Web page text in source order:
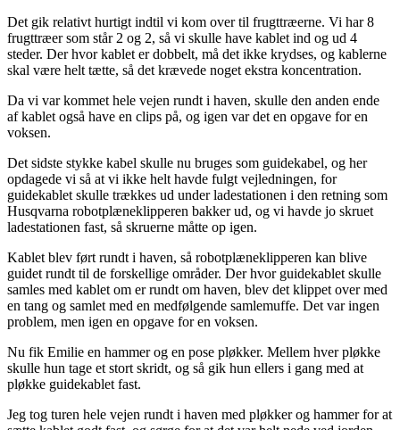
Det gik relativt hurtigt indtil vi kom over til frugttræerne. Vi har 8
frugttræer som står 2 og 2, så vi skulle have kablet ind og ud 4
steder. Der hvor kablet er dobbelt, må det ikke krydses, og kablerne
skal være helt tætte, så det krævede noget ekstra koncentration.
Da vi var kommet hele vejen rundt i haven, skulle den anden ende
af kablet også have en clips på, og igen var det en opgave for en
voksen.
Det sidste stykke kabel skulle nu bruges som guidekabel, og her
opdagede vi så at vi ikke helt havde fulgt vejledningen, for
guidekablet skulle trækkes ud under ladestationen i den retning som
Husqvarna robotplæneklipperen bakker ud, og vi havde jo skruet
ladestationen fast, så skruerne måtte op igen.
Kablet blev ført rundt i haven, så robotplæneklipperen kan blive
guidet rundt til de forskellige områder. Der hvor guidekablet skulle
samles med kablet om er rundt om haven, blev det klippet over med
en tang og samlet med en medfølgende samlemuffe. Det var ingen
problem, men igen en opgave for en voksen.
Nu fik Emilie en hammer og en pose pløkker. Mellem hver pløkke
skulle hun tage et stort skridt, og så gik hun ellers i gang med at
pløkke guidekablet fast.
Jeg tog turen hele vejen rundt i haven med pløkker og hammer for at